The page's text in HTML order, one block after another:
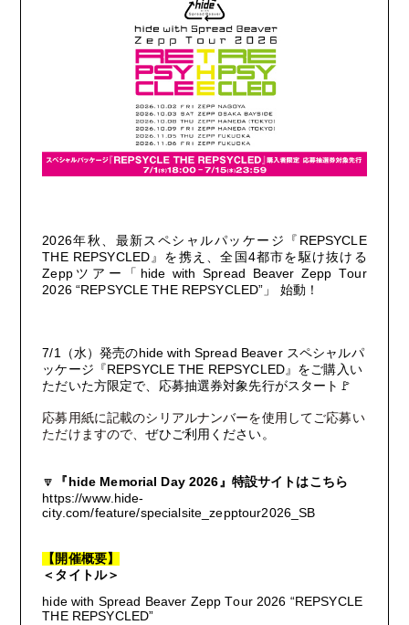
LOGIN
FC NEWS
OTHER TAKES
FC MOVIE
STAFF BLOG
WALLPAPER
ARCHIVE
2026年秋、最新スペシャルパッケージ『 REPSYCLE
THE REPSYCLED』を携え、全国 4都市を駆け抜ける
Zeppツアー「 hide with Spread Beaver Zepp Tour
2026 “REPSYCLE THE REPSYCLED” 」 始動！
7/1（水）発売のhide with Spread Beaver スペシャルパ
ッケージ『 REPSYCLE THE REPSYCLED』をご購入い
ただいた方限定で、応募抽選券対象先行がスタート 🚩
応募用紙に記載のシリアルナンバーを使用してご応募い
ただけますので、ぜひご利用ください。
🔽 『 hide Memorial Day 2026』特設サイトはこちら
https://www.hide-
city.com/feature/specialsite_zepptour2026_SB
【開催概要】
＜タイトル＞
hide with Spread Beaver Zepp Tour 2026 “REPSYCLE
THE REPSYCLED”